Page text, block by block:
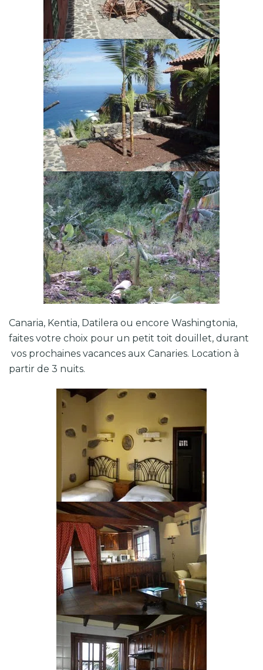
Canaria, Kentia, Datilera ou encore Washingtonia,
faites votre choix pour un petit toit douillet, durant
vos prochaines vacances aux Canaries. Location à
partir de 3 nuits.
Kentia: 2/3 places 1
chambre + 1 convertible
Datilera: 2/3 places 1
chambre + 1 convertible
Canaria: 4 places 2